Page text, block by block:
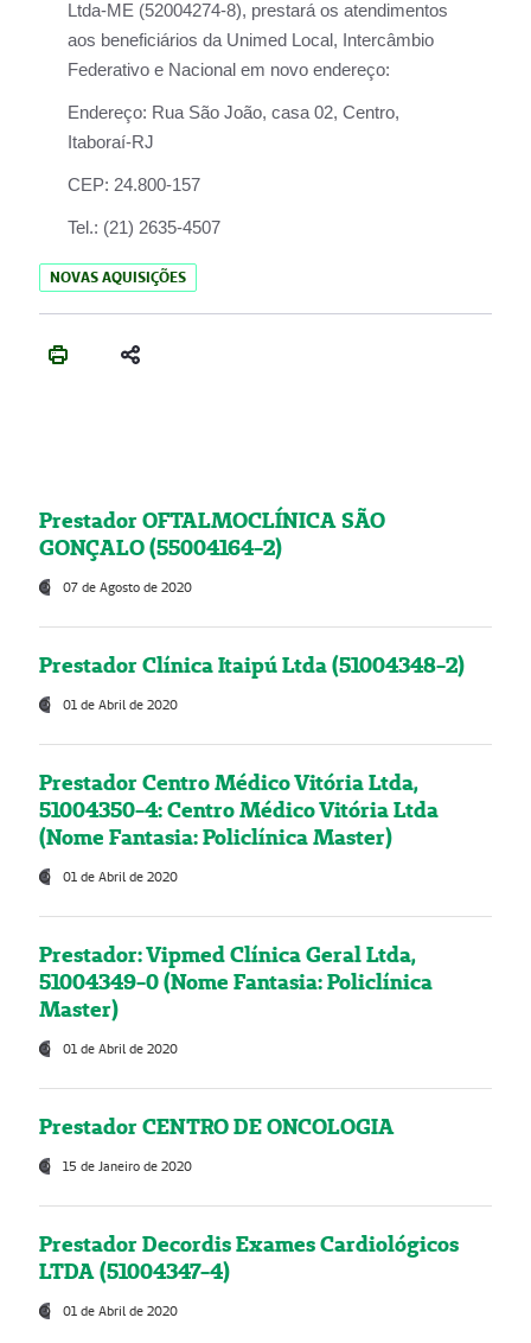
Ltda-ME (52004274-8), prestará os atendimentos
aos beneficiários da Unimed Local, Intercâmbio
Federativo e Nacional em novo endereço:
Endereço: Rua São João, casa 02, Centro,
Itaboraí-RJ
CEP: 24.800-157
Tel.: (21) 2635-4507
NOVAS AQUISIÇÕES
Prestador OFTALMOCLÍNICA SÃO
GONÇALO (55004164-2)
07 de Agosto de 2020
Prestador Clínica Itaipú Ltda (51004348-2)
01 de Abril de 2020
Prestador Centro Médico Vitória Ltda,
51004350-4: Centro Médico Vitória Ltda
(Nome Fantasia: Policlínica Master)
01 de Abril de 2020
Prestador: Vipmed Clínica Geral Ltda,
51004349-0 (Nome Fantasia: Policlínica
Master)
01 de Abril de 2020
Prestador CENTRO DE ONCOLOGIA
15 de Janeiro de 2020
Prestador Decordis Exames Cardiológicos
LTDA (51004347-4)
01 de Abril de 2020